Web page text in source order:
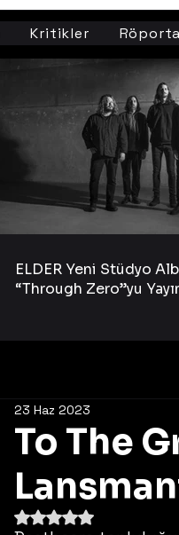
Kritikler
To The
23 Haz 2023
5 üzerinden NaN yıldız
ELDER Yeni Stüdyo
“Through Zero”yu